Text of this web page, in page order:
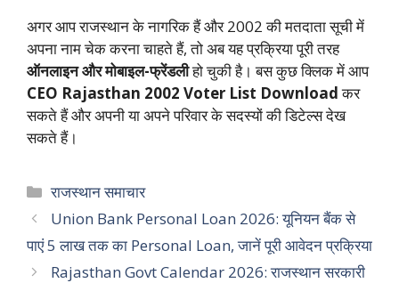
अगर आप राजस्थान के नागरिक हैं और 2002 की मतदाता सूची में
अपना नाम चेक करना चाहते हैं, तो अब यह प्रक्रिया पूरी तरह
ऑनलाइन और मोबाइल-फ्रेंडलीहो चुकी है। बस कुछ क्लिक में आप
CEO Rajasthan 2002 Voter List Downloadकर
सकते हैं और अपनी या अपने परिवार के सदस्यों की डिटेल्स देख
सकते हैं।
Categories
राजस्थान समाचार
Union Bank Personal Loan 2026: यूनियन बैंक से
पाएं 5 लाख तक का Personal Loan, जानें पूरी आवेदन प्रक्रिया
Rajasthan Govt Calendar 2026: राजस्थान सरकारी